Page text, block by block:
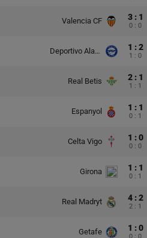
Valencia CF 3 : 1
0 : 0
Deportivo Alaves 1 : 2
1 : 0
Real Betis 2 : 1
1 : 1
Espanyol 1 : 1
0 : 1
Celta Vigo 1 : 0
0 : 0
Girona 1 : 1
0 : 1
Real Madryt 4 : 2
2 : 1
Getafe 1 : 0